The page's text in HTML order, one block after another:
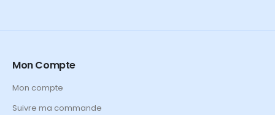
Mon Compte
Mon compte
Suivre ma commande